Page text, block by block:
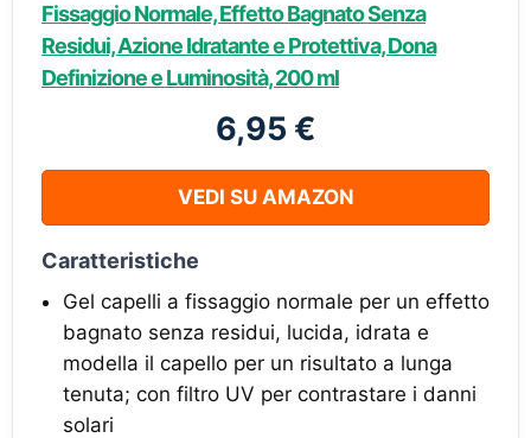
Fissaggio Normale, Effetto Bagnato Senza
Residui, Azione Idratante e Protettiva, Dona
Definizione e Luminosità, 200 ml
6,95 €
VEDI SU AMAZON
Caratteristiche
Gel capelli a fissaggio normale per un effetto
bagnato senza residui, lucida, idrata e
modella il capello per un risultato a lunga
tenuta; con filtro UV per contrastare i danni
solari